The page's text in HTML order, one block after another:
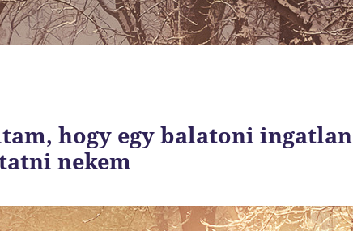
hogy egy balatoni ingatlan
nekem